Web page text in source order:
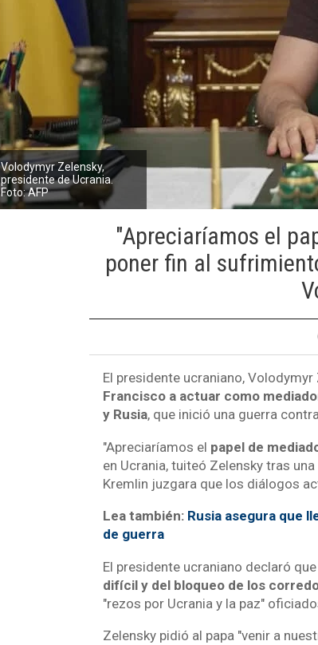
Volodymyr Zelensky,
presidente de Ucrania.
Foto: AFP
"Apreciaríamos el
poner fin al
El presidente ucraniano, Volodymyr
Francisco a actuar como
y Rusia, que inició una guerra
"Apreciaríamos el papel de
en Ucrania, tuiteó Zelensky tras
Kremlin juzgara que los diálogos
Lea también: Rusia asegura que
de guerra
El presidente ucraniano declaró
difícil y del bloqueo de los
"rezos por Ucrania y la paz"
Zelensky pidió al papa "venir a